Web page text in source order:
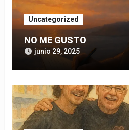
Uncategorized
NO ME GUSTO
junio 29, 2025